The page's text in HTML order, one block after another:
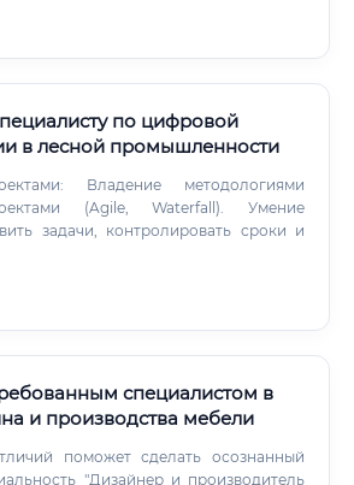
линейка комбайнов и
Topcon, Leica. Это реально
специалиста на рынке труда.
в технических аграрных
по цифровой
в лесной промышленности
Владение методологиями
(Agile, Waterfall). Умение
задачи, контролировать сроки и
специалистом в
и производства мебели
поможет сделать осознанный
"Дизайнер и производитель